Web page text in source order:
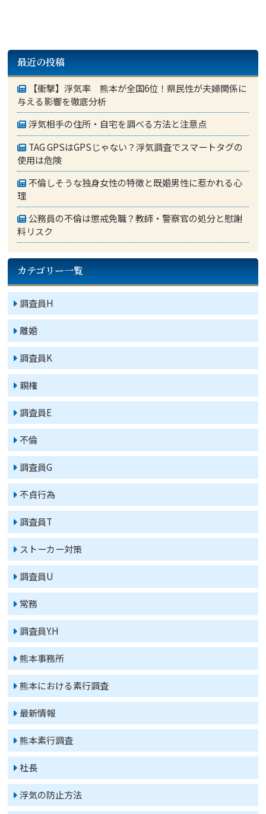
最近の投稿
【衝撃】浮気率 熊本が全国6位！県民性が夫婦関係に
与える影響を徹底分析
浮気相手の住所・自宅を調べる方法と注意点
TAG GPSはGPSじゃない？浮気調査でスマートタグの
使用は危険
不倫しそうな独身女性の特徴と既婚男性に惹かれる心
理
公務員の不倫は懲戒免職？教師・警察官の処分と慰謝
料リスク
カテゴリー一覧
調査員H
離婚
調査員K
親権
調査員E
不倫
調査員G
不貞行為
調査員T
ストーカー対策
調査員U
常務
調査員Y.H
熊本事務所
熊本における素行調査
最新情報
熊本素行調査
社長
浮気の防止方法